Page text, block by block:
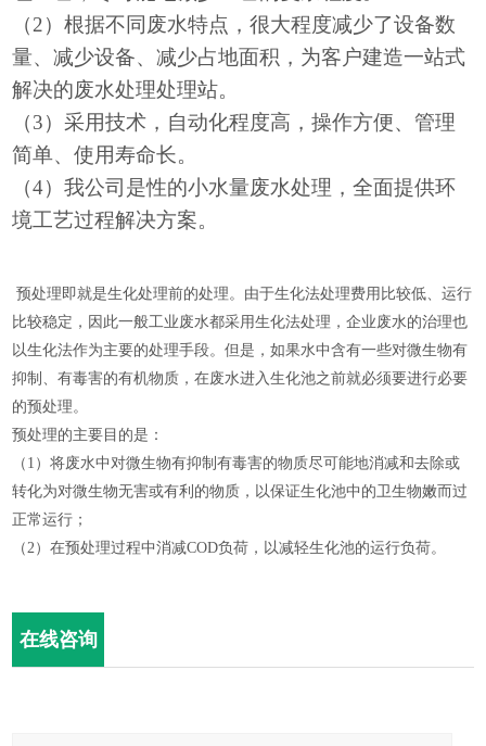
（2）根据不同废水特点，很大程度减少了设备数
量、减少设备、减少占地面积，为客户建造一站式
解决的废水处理处理站。
（3）采用技术，自动化程度高，操作方便、管理
简单、使用寿命长。
（4）我公司是性的小水量废水处理，全面提供环
境工艺过程解决方案。
预处理即就是生化处理前的处理。由于生化法处理费用比较低、运行
比较稳定，因此一般工业废水都采用生化法处理，企业废水的治理也
以生化法作为主要的处理手段。但是，如果水中含有一些对微生物有
抑制、有毒害的有机物质，在废水进入生化池之前就必须要进行必要
的预处理。
预处理的主要目的是：
（1）将废水中对微生物有抑制有毒害的物质尽可能地消减和去除或
转化为对微生物无害或有利的物质，以保证生化池中的卫生物嫩而过
正常运行；
（2）在预处理过程中消减COD负荷，以减轻生化池的运行负荷。
在线咨询